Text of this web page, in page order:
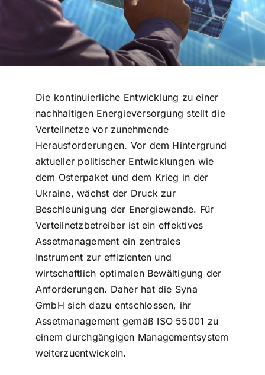
Kompetenzbereiche
Karriere
Die kontinuierliche Entwicklung zu einer
nachhaltigen Energieversorgung stellt die
Verteilnetze vor zunehmende
Herausforderungen. Vor dem Hintergrund
aktueller politischer Entwicklungen wie
dem Osterpaket und dem Krieg in der
Ukraine, wächst der Druck zur
Beschleunigung der Energiewende. Für
Verteilnetzbetreiber ist ein effektives
Assetmanagement ein zentrales
Instrument zur effizienten und
wirtschaftlich optimalen Bewältigung der
Anforderungen. Daher hat die Syna
GmbH sich dazu entschlossen, ihr
Assetmanagement gemäß ISO 55001 zu
einem durchgängigen Managementsystem
weiterzuentwickeln.